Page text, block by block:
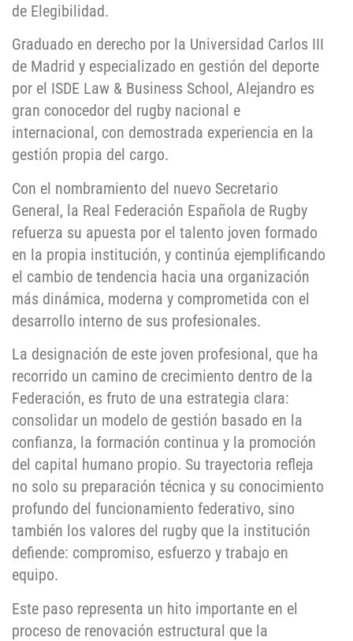
de Elegibilidad.
Graduado en derecho por la Universidad Carlos III
de Madrid y especializado en gestión del deporte
por el ISDE Law & Business School, Alejandro es
gran conocedor del rugby nacional e
internacional, con demostrada experiencia en la
gestión propia del cargo.
Con el nombramiento del nuevo Secretario
General, la Real Federación Española de Rugby
refuerza su apuesta por el talento joven formado
en la propia institución, y continúa ejemplificando
el cambio de tendencia hacia una organización
más dinámica, moderna y comprometida con el
desarrollo interno de sus profesionales.
La designación de este joven profesional, que ha
recorrido un camino de crecimiento dentro de la
Federación, es fruto de una estrategia clara:
consolidar un modelo de gestión basado en la
confianza, la formación continua y la promoción
del capital humano propio. Su trayectoria refleja
no solo su preparación técnica y su conocimiento
profundo del funcionamiento federativo, sino
también los valores del rugby que la institución
defiende: compromiso, esfuerzo y trabajo en
equipo.
Este paso representa un hito importante en el
proceso de renovación estructural que la